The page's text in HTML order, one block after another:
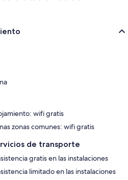
wifi gratis
zonas comunes: wifi gratis
de transporte
gratis en las instalaciones
limitado en las instalaciones